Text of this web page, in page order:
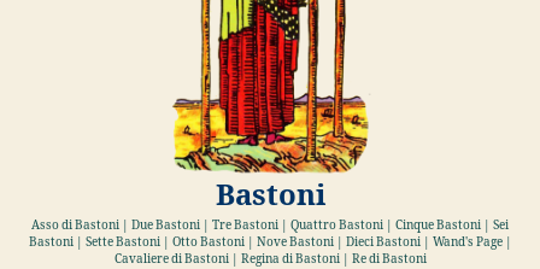
Bastoni
Asso di Bastoni | Due Bastoni | Tre Bastoni | Quattro Bastoni | Cinque Bastoni | Sei
Bastoni | Sette Bastoni | Otto Bastoni | Nove Bastoni | Dieci Bastoni | Wand's Page |
Cavaliere di Bastoni | Regina di Bastoni | Re di Bastoni